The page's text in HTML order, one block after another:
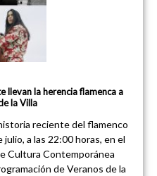
llevan la herencia flamenca a
la Villa
reciente del flamenco
a las 22:00 horas, en el
Cultura Contemporánea
de Veranos de la